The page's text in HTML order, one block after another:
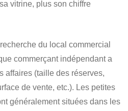
vitrine, plus son chiffre
du local commercial
commerçant indépendant a
affaires (taille des réserves,
de vente, etc.). Les petites
généralement situées dans les